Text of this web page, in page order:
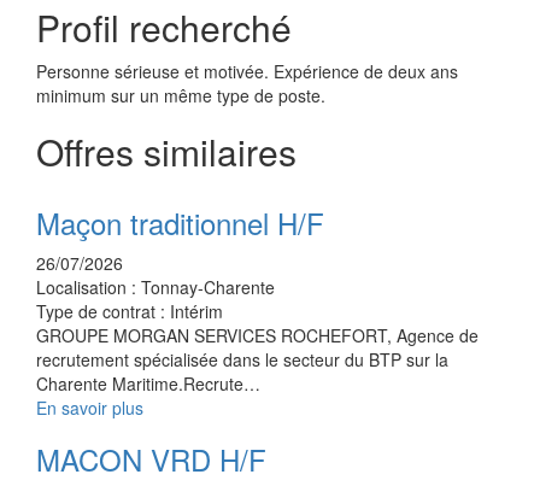
Profil recherché
Personne sérieuse et motivée. Expérience de deux ans
minimum sur un même type de poste.
Offres similaires
Maçon traditionnel H/F
26/07/2026
Localisation : Tonnay-Charente
Type de contrat : Intérim
GROUPE MORGAN SERVICES ROCHEFORT, Agence de
recrutement spécialisée dans le secteur du BTP sur la
Charente Maritime.Recrute…
En savoir plus
MACON VRD H/F